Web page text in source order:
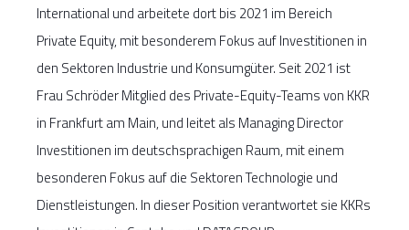
International und arbeitete dort bis 2021 im Bereich
Private Equity, mit besonderem Fokus auf Investitionen in
den Sektoren Industrie und Konsumgüter. Seit 2021 ist
Frau Schröder Mitglied des Private-Equity-Teams von KKR
in Frankfurt am Main, und leitet als Managing Director
Investitionen im deutschsprachigen Raum, mit einem
besonderen Fokus auf die Sektoren Technologie und
Dienstleistungen. In dieser Position verantwortet sie KKRs